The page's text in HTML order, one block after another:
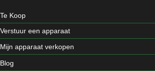
Te Koop
Verstuur een apparaat
Mijn apparaat verkopen
Blog